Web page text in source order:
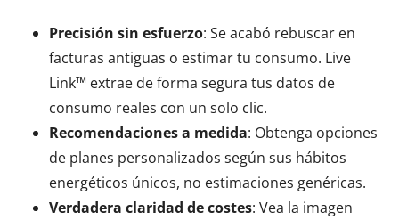
Precisión sin esfuerzo: Se acabó rebuscar en
facturas antiguas o estimar tu consumo. Live
Link™ extrae de forma segura tus datos de
consumo reales con un solo clic.
Recomendaciones a medida: Obtenga opciones
de planes personalizados según sus hábitos
energéticos únicos, no estimaciones genéricas.
Verdadera claridad de costes: Vea la imagen